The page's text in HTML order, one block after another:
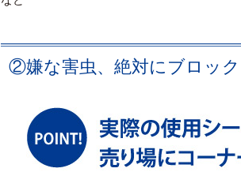
②嫌な害虫、絶対にブロッ